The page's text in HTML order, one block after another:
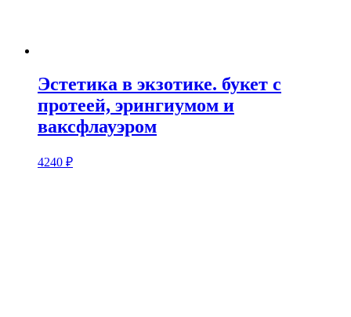
Эстетика в экзотике. букет с
протеей, эрингиумом и
ваксфлауэром
4240 ₽